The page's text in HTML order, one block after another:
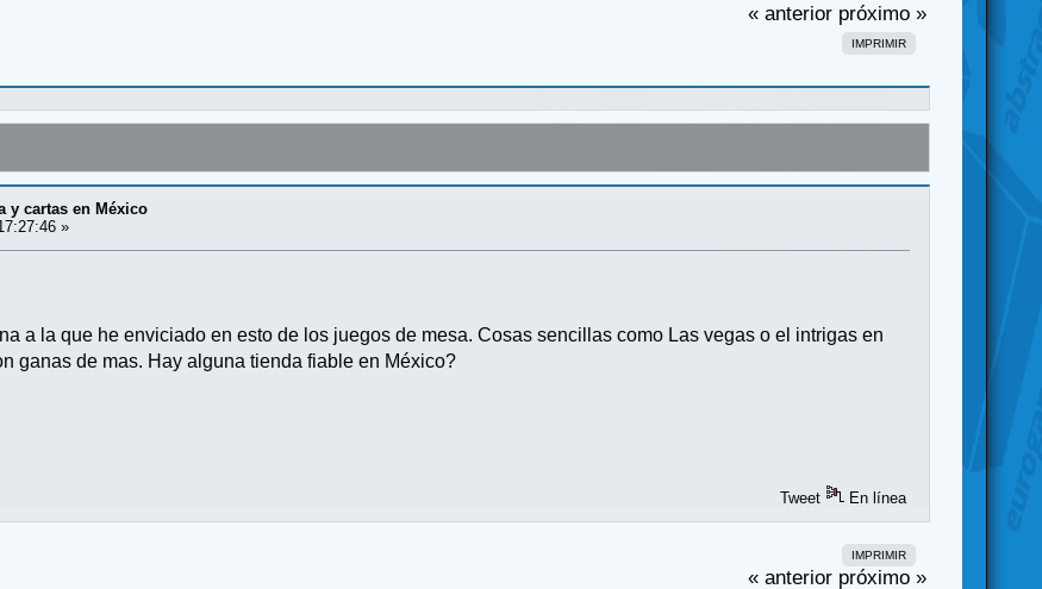
« anterior próximo »
IMPRIMIR
y cartas en México
»
a la que he enviciado en esto de los juegos de mesa. Cosas sencillas como Las vegas o el intrigas en
ganas de mas. Hay alguna tienda fiable en México?
Tweet En línea
IMPRIMIR
« anterior próximo »